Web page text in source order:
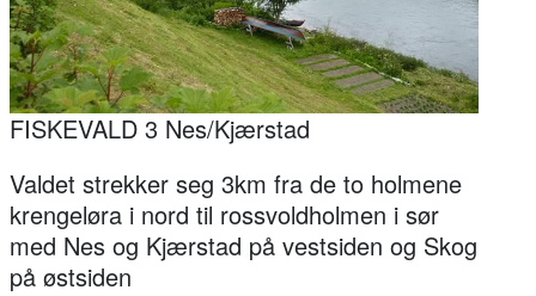
FISKEVALD 3 Nes/Kjærstad
Valdet strekker seg 3km fra de to holmene
krengeløra i nord til rossvoldholmen i sør
med Nes og Kjærstad på vestsiden og Skog
på østsiden